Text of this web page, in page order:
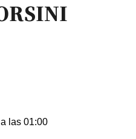
las 01:00